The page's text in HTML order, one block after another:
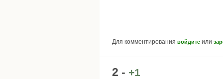
Для комментирования войдите или
2 - +1